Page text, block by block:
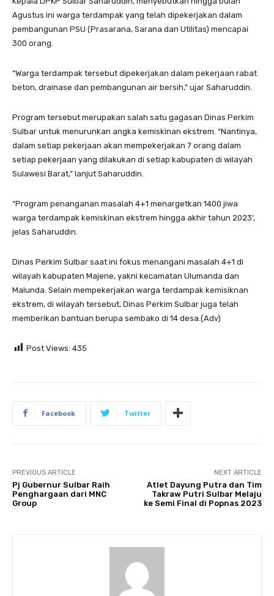
Agustus ini warga terdampak yang telah dipekerjakan dalam
pembangunan PSU (Prasarana, Sarana dan Utilitas) mencapai
300 orang.
“Warga terdampak tersebut dipekerjakan dalam pekerjaan rabat
beton, drainase dan pembangunan air bersih,” ujar Saharuddin.
Program tersebut merupakan salah satu gagasan Dinas Perkim
Sulbar untuk menurunkan angka kemiskinan ekstrem. “Nantinya,
dalam setiap pekerjaan akan mempekerjakan 7 orang dalam
setiap pekerjaan yang dilakukan di setiap kabupaten di wilayah
Sulawesi Barat,” lanjut Saharuddin.
“Program penanganan masalah 4+1 menargetkan 1400 jiwa
warga terdampak kemiskinan ekstrem hingga akhir tahun 2023’,
jelas Saharuddin.
Dinas Perkim Sulbar saat ini fokus menangani masalah 4+1 di
wilayah kabupaten Majene, yakni kecamatan Ulumanda dan
Malunda. Selain mempekerjakan warga terdampak kemisiknan
ekstrem, di wilayah tersebut, Dinas Perkim Sulbar juga telah
memberikan bantuan berupa sembako di 14 desa.(Adv)
Post Views: 435
Facebook Twitter
PREVIOUS ARTICLE
Pj Gubernur Sulbar Raih
Penghargaan dari MNC
Group
NEXT ARTICLE
Atlet Dayung Putra dan Tim
Takraw Putri Sulbar Melaju
ke Semi Final di Popnas 2023